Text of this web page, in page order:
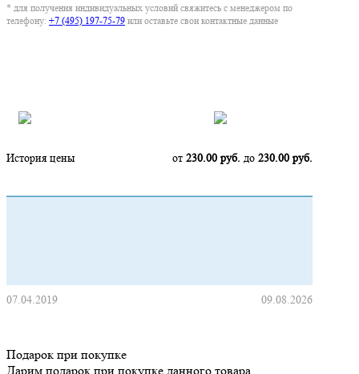
* для получения индивидуальных условий свяжитесь с менеджером по
телефону: +7 (495) 197-75-79 или оставьте свои контактные данные
История цены от 230.00 руб. до 230.00 руб.
07.04.2019 09.08.2026
Подарок при покупке
Дарим подарок при покупке данного товара